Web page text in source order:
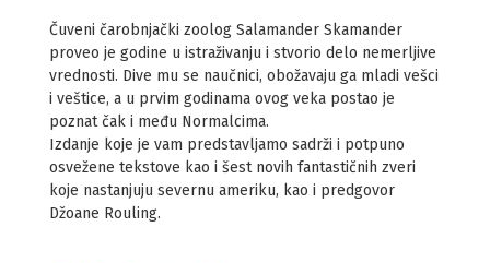
Čuveni čarobnjački zoolog Salamander Skamander
proveo je godine u istraživanju i stvorio delo nemerljive
vrednosti. Dive mu se naučnici, obožavaju ga mladi vešci
i veštice, a u prvim godinama ovog veka postao je
poznat čak i među Normalcima.
Izdanje koje je vam predstavljamo sadrži i potpuno
osvežene tekstove kao i šest novih fantastičnih zveri
koje nastanjuju severnu ameriku, kao i predgovor
Džoane Rouling.